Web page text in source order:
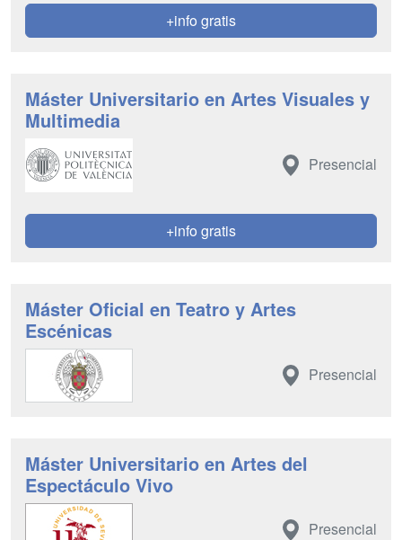
+info gratis
Máster Universitario en Artes Visuales y
Multimedia
Presencial
+info gratis
Máster Oficial en Teatro y Artes
Escénicas
Presencial
Máster Universitario en Artes del
Espectáculo Vivo
Presencial